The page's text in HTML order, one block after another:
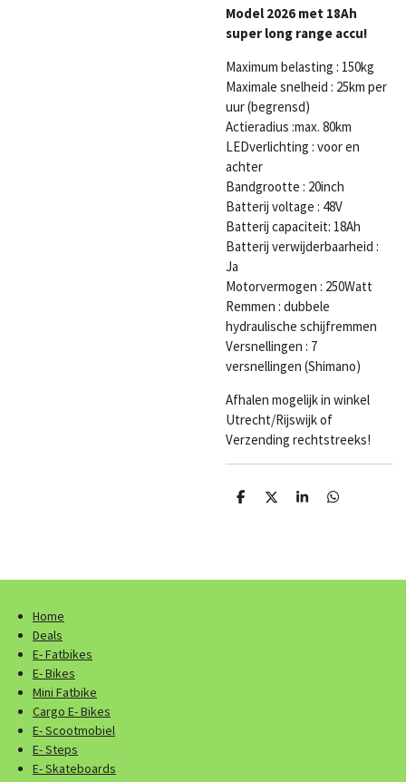
Model 2026 met 18Ah
super long range accu!
Maximum belasting : 150kg
Maximale snelheid : 25km per
uur (begrensd)
Actieradius :max. 80km
LEDverlichting : voor en
achter
Bandgrootte : 20inch
Batterij voltage : 48V
Batterij capaciteit: 18Ah
Batterij verwijderbaarheid :
Ja
Motorvermogen : 250Watt
Remmen : dubbele
hydraulische schijfremmen
Versnellingen : 7
versnellingen (Shimano)
Afhalen mogelijk in winkel
Utrecht/Rijswijk of
Verzending rechtstreeks!
D
D
S
D
Home
Deals
E- Fatbikes
E- Bikes
Mini Fatbike
Cargo E- Bikes
E- Scootmobiel
E- Steps
E- Skateboards